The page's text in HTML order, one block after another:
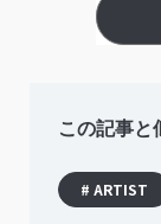
この記事と
# ARTIST